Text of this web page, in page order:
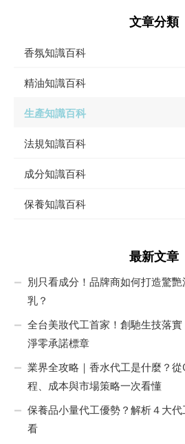
文章分類
香氛知識百科
精油知識百科
生產知識百科
法規知識百科
成分知識百科
保養知識百科
最新文章
別只看成分！品牌商如何打造驚
乳？
全台美妝代工首家！創馳生技落實
淨零承諾標章
業界全攻略｜香水代工是什麼？
程、成本與市場策略一次看懂
保養品小量代工優勢？解析４大
看